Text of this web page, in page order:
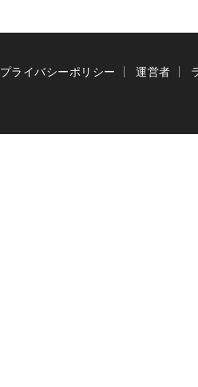
プライバシーポリシー 運営者